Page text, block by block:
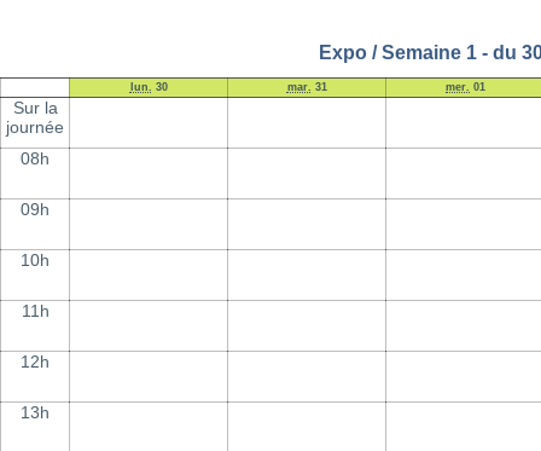
Expo / Semaine 1 - du
lun. 30 mar. 31 mer. 01
Sur la
journée
08h
09h
10h
11h
12h
13h